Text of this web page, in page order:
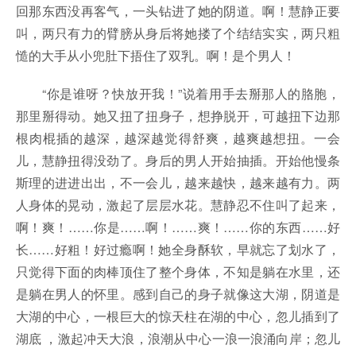
回那东西没再客气，一头钻进了她的阴道。啊！慧静正要
叫，两只有力的臂膀从身后将她搂了个结结实实，两只粗
慥的大手从小兜肚下捂住了双乳。啊！是个男人！
“你是谁呀？快放开我！”说着用手去掰那人的胳胞，
那里掰得动。她又扭了扭身子，想挣脱开，可越扭下边那
根肉棍插的越深，越深越觉得舒爽，越爽越想扭。一会
儿，慧静扭得没劲了。身后的男人开始抽插。开始他慢条
斯理的进进出出，不一会儿，越来越快，越来越有力。两
人身体的晃动，激起了层层水花。慧静忍不住叫了起来，
啊！爽！……你是……啊！……爽！……你的东西……好
长……好粗！好过瘾啊！她全身酥软，早就忘了划水了，
只觉得下面的肉棒顶住了整个身体，不知是躺在水里，还
是躺在男人的怀里。感到自己的身子就像这大湖，阴道是
大湖的中心，一根巨大的惊天柱在湖的中心，忽儿插到了
湖底 ，激起冲天大浪，浪潮从中心一浪一浪涌向岸；忽儿